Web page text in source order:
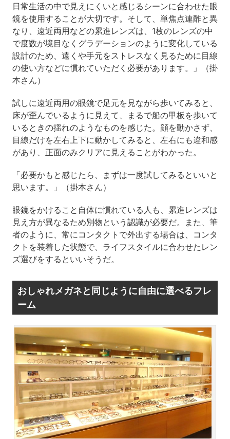
日常生活の中で見えにくいと感じるシーンに合わせた眼
鏡を使用することが大切です。そして、単焦点連酢と異
なり、遠近両用などの累進レンズは、1枚のレンズの中
で度数が境目なくグラデーションのように変化している
設計のため、遠くや手元をストレスなく見るために目線
の使い方などに慣れていただく必要があります。」（掛
本さん）
試しに遠近両用の眼鏡で足元を見ながら歩いてみると、
床が歪んでいるように見えて、まるで船の甲板を歩いて
いるときの揺れのようなものを感じた。顔を動かさず、
目線だけを左右上下に動かしてみると、左右にも違和感
があり、正面のみクリアに見えることがわかった。
「必要かもと感じたら、まずは一度試してみるといいと
思います。」（掛本さん）
眼鏡をかけること自体に慣れている人も、累進レンズは
見え方が異なるため別物という認識が必要だ。また、筆
者のように、常にコンタクトで外出する場合は、コンタ
クトを装着した状態で、ライフスタイルに合わせたレン
ズ選びをするといいそうだ。
おしゃれメガネと同じように自由に選べるフレ
ーム